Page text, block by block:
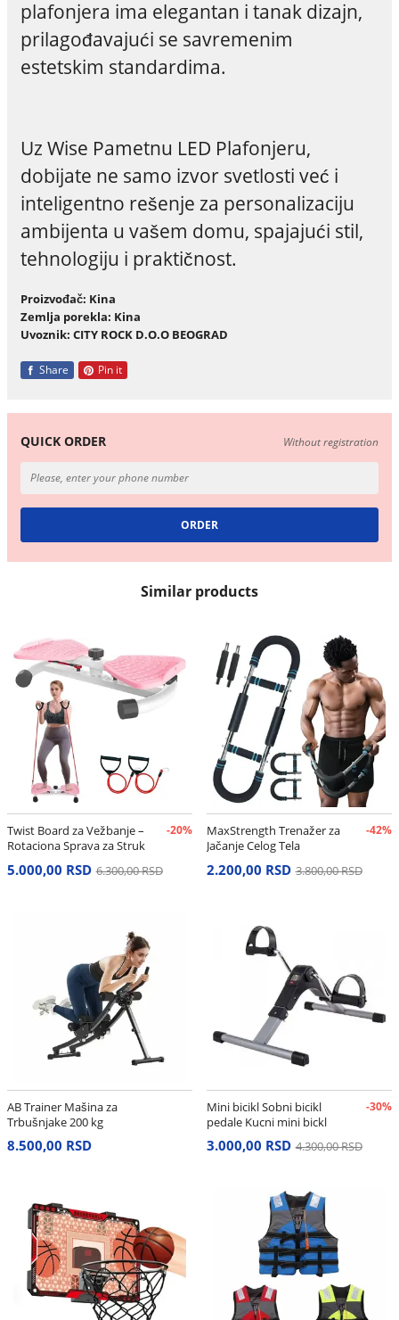
plafonjera ima elegantan i tanak dizajn,
prilagođavajući se savremenim
estetskim standardima.
Uz Wise Pametnu LED Plafonjeru,
dobijate ne samo izvor svetlosti već i
inteligentno rešenje za personalizaciju
ambijenta u vašem domu, spajajući stil,
tehnologiju i praktičnost.
Proizvođač: Kina
Zemlja porekla: Kina
Uvoznik: CITY ROCK D.O.O BEOGRAD
Share Pin it
QUICK ORDER Without registration
Similar products
Twist Board za Vežbanje –
Rotaciona Sprava za Struk
-20%
5.000,00 RSD 6.300,00 RSD
MaxStrength Trenažer za
Jačanje Celog Tela
-42%
2.200,00 RSD 3.800,00 RSD
AB Trainer Mašina za
Trbušnjake 200 kg
8.500,00 RSD
Mini bicikl Sobni bicikl
pedale Kucni mini bickl
-30%
3.000,00 RSD 4.300,00 RSD